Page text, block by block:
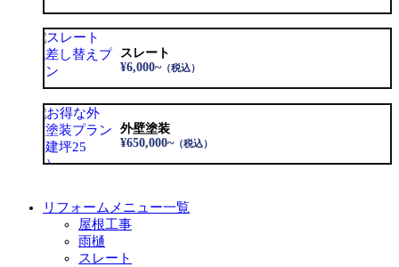
スレート
¥6,000~（税込）
外壁塗装
¥650,000~（税込）
リフォームメニュー一覧
屋根工事
雨樋
スレート